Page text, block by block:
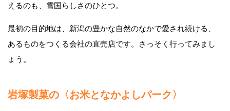
えるのも、雪国らしさのひとつ。
最初の目的地は、新潟の豊かな自然のなかで愛され続ける、
あるものをつくる会社の直売店です。さっそく行ってみまし
ょう。
岩塚製菓の〈お米となかよしパーク〉